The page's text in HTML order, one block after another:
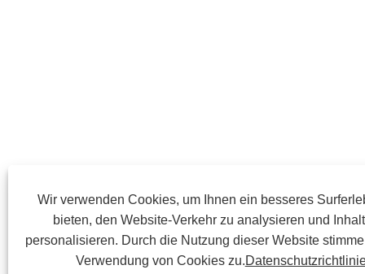
Wir verwenden Cookies, um Ihnen ein besseres
bieten, den Website-Verkehr zu analysieren und
personalisieren. Durch die Nutzung dieser Website
Verwendung von Cookies zu.